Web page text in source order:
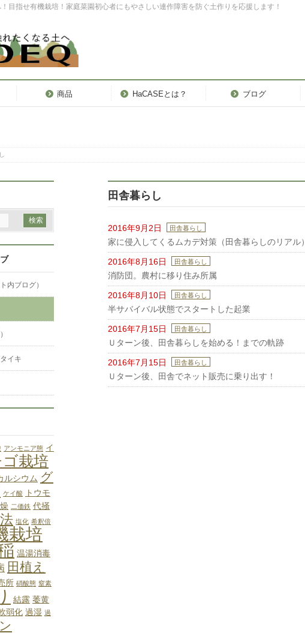
目指せ有機栽培！家庭菜園初心者にもやさしい連作障害を防ぐ土作りを応援します！
商品 HaCASEとは？ ブログ
田舎暮らし
2016年9月2日 田舎暮らし
家に侵入してくるムカデ対策（田舎暮らしのリアル）
2016年8月16日 田舎暮らし
消防団。農村に移り住み所属
2016年8月10日 田舎暮らし
半サバイバル状態でスタートした起業
2016年7月15日 田舎暮らし
Ｕターン後、田舎暮らしを始める！までの軌跡
2016年7月15日 田舎暮らし
Ｕターン後、田舎でネット販売に乗り出す！
内ブログ）
イキ
アンモニア態 イ
栽培
ルシウム グ
ケイ酸
トウモ
二価鉄 代掻
塩化 希釈倍
栽培
温湯消毒
田植え
所 硝酸態 窒素
結露 萎黄
弱化 過湿 過